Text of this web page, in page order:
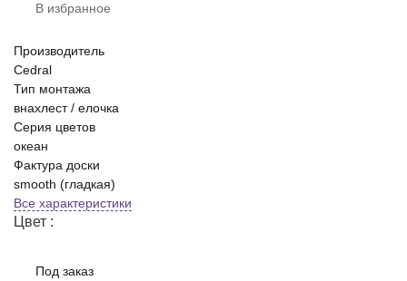
В избранное
Производитель
Cedral
Тип монтажа
внахлест / елочка
Серия цветов
океан
Фактура доски
smooth (гладкая)
Все характеристики
Цвет :
Под заказ